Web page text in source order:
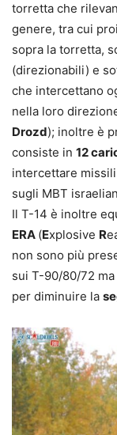
torretta che
genere, tra cui
sopra la torretta,
(direzionabili) e
che intercettano
nella loro
Drozd); inoltre è
consiste in 12
intercettare
sugli MBT
Il T-14 è inoltre
ERA (Explosive R
non sono più
sui T-90/80/72
per diminuire la